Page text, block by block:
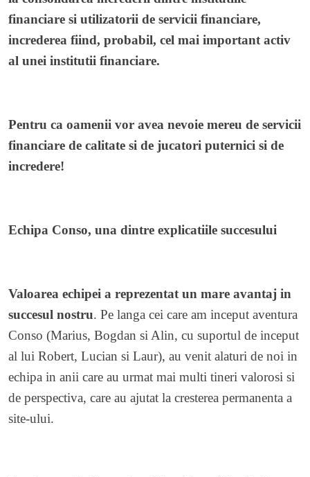
financiare si utilizatorii de servicii financiare,
increderea fiind, probabil, cel mai important activ
al unei institutii financiare.
Pentru ca oamenii vor avea nevoie mereu de servicii
financiare de calitate si de jucatori puternici si de
incredere!
Echipa Conso, una dintre explicatiile succesului
Valoarea echipei a reprezentat un mare avantaj in
succesul nostru. Pe langa cei care am inceput aventura
Conso (Marius, Bogdan si Alin, cu suportul de inceput
al lui Robert, Lucian si Laur), au venit alaturi de noi in
echipa in anii care au urmat mai multi tineri valorosi si
de perspectiva, care au ajutat la cresterea permanenta a
site-ului.